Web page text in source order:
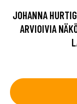
JOHANNA
ARVIOIVIA